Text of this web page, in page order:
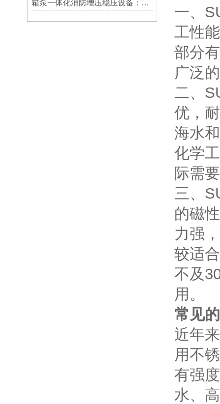
箱泵一体化消防增压稳压设备：消防供水“动力核心”，稳保应急水压生命线
一、
工性
部分
广泛
二、
优，
海水
化学
际需
三、
的磁
力强
较适
不及
用。
常见
近年
用不
有强
水、